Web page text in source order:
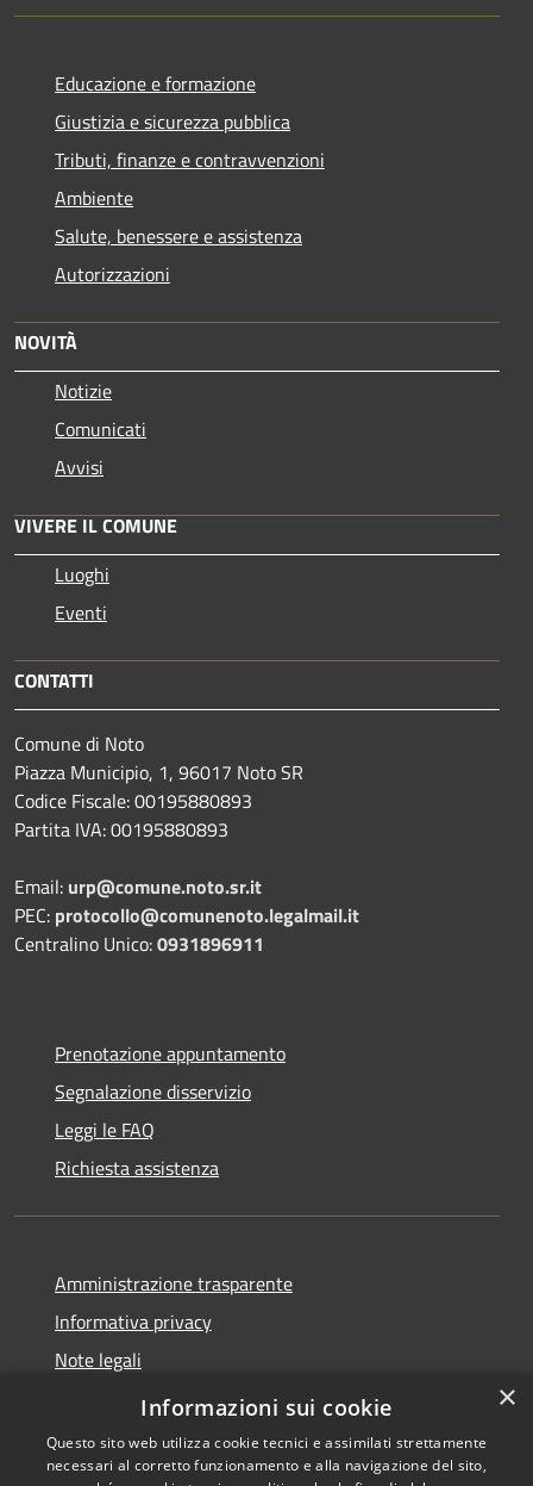
Educazione e formazione
Giustizia e sicurezza pubblica
Tributi, finanze e contravvenzioni
Ambiente
Salute, benessere e assistenza
Autorizzazioni
NOVITÀ
Notizie
Comunicati
Avvisi
VIVERE IL COMUNE
Luoghi
Eventi
CONTATTI
Comune di Noto
Piazza Municipio, 1, 96017 Noto SR
Codice Fiscale: 00195880893
Partita IVA: 00195880893
Email: urp@comune.noto.sr.it
PEC: protocollo@comunenoto.legalmail.it
Centralino Unico:0931896911
Prenotazione appuntamento
Segnalazione disservizio
Leggi le FAQ
Richiesta assistenza
Amministrazione trasparente
Informativa privacy
Note legali
Dichiarazione di accessibilità
×
Informazioni sui cookie
Questo sito web utilizza cookie tecnici e assimilati strettamente
necessari al corretto funzionamento e alla navigazione del sito,